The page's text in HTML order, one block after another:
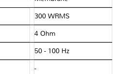
300 WRMS
4 Ohm
50 - 100 Hz
-